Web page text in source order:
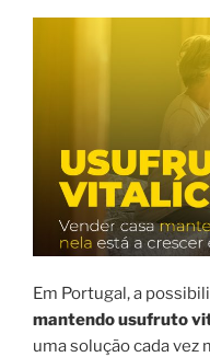
Em Portugal, a
mantendo usufruto
uma solução cada vez